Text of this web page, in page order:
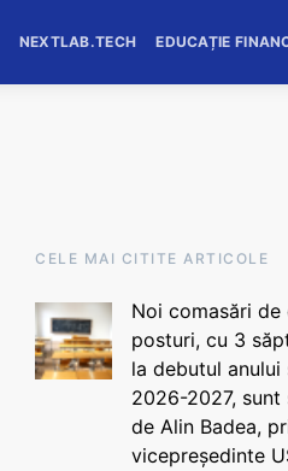
NEXTLAB.TECH EDUCAȚIE
CELE MAI CITITE ARTICOLE
Noi comasări de
posturi, cu 3
la debutul anului
2026-2027, sunt
de Alin Badea,
vicepreședinte